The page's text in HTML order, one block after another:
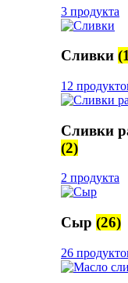
3 продукта
Сливки
12
Сливки
(2)
2 продукта
Сыр (26)
26